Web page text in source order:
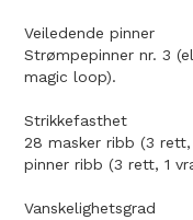
Veiledende pinner
Strømpepinner nr. 3
magic loop).
Strikkefasthet
28 masker ribb (3
pinner ribb (3 rett, 1
Vanskelighetsgrad